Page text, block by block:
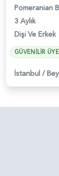
Pomeranian
3 Aylık
Dişi Ve Erkek
GÜVENILIR ÜYE
İstanbul /